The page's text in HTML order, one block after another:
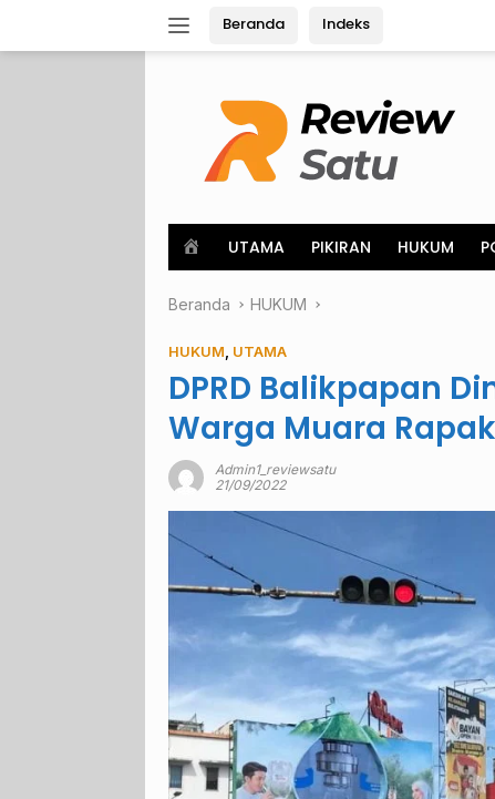
Beranda Indeks
o
e
UTAMA PIKIRAN HUKUM
Beranda HUKUM
HUKUM UTAMA
DPRD Balikpapan
Warga Muara Rapak
Admin1_reviewsatu
21/09/2022